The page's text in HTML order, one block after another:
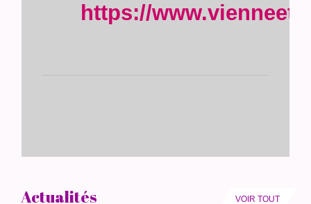
https://
Actualités VOIR TOUT